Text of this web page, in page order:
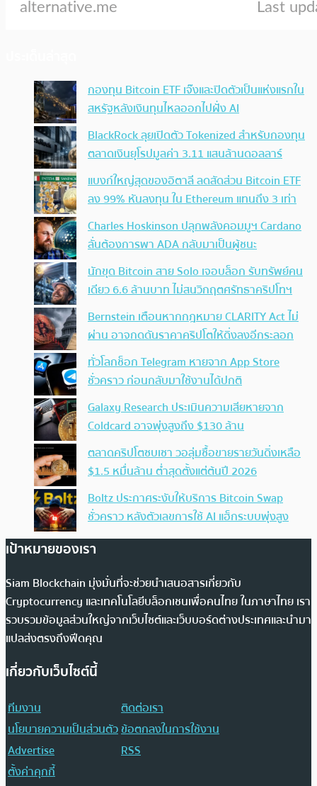
กองทุน Bitcoin ETF เจ๊งและปิดตัวเป็นแห่งแรกใน
สหรัฐหลังเงินทุนไหลออกไปฝั่ง AI
BlackRock ลุยเปิดตัว Tokenized สำหรับกองทุน
ตลาดเงินยุโรปมูลค่า 3.11 แสนล้านดอลลาร์
แบงก์ใหญ่สุดของอิตาลี ลดสัดส่วน Bitcoin ETF
ลง 99% หันลงทุน ใน Ethereum แทนถึง 3 เท่า
Charles Hoskinson ปลุกพลังคอมมูฯ Cardano
ลั่นต้องการพา ADA กลับมาเป็นผู้ชนะ
นักขุด Bitcoin สาย Solo เจอบล็อก รับทรัพย์คน
เดียว 6.6 ล้านบาท ไม่สนวิกฤตศรัทธาคริปโทฯ
Bernstein เตือนหากกฎหมาย CLARITY Act ไม่
ผ่าน อาจกดดันราคาคริปโตให้ดิ่งลงอีกระลอก
ทั่วโลกช็อก Telegram หายจาก App Store
ชั่วคราว ก่อนกลับมาใช้งานได้ปกติ
Galaxy Research ประเมินความเสียหายจาก
Coldcard อาจพุ่งสูงถึง $130 ล้าน
ตลาดคริปโตซบเซา วอลุ่มซื้อขายรายวันดิ่งเหลือ
$1.5 หมื่นล้าน ต่ำสุดตั้งแต่ต้นปี 2026
Boltz ประกาศระงับให้บริการ Bitcoin Swap
ชั่วคราว หลังตัวเลขการใช้ AI แฮ็กระบบพุ่งสูง
เป้าหมายของเรา
Siam Blockchain มุ่งมั่นที่จะช่วยนำเสนอสารเกี่ยวกับ
Cryptocurrency และเทคโนโลยีบล็อกเชนเพื่อคนไทย ในภาษาไทย เรา
รวบรวมข้อมูลส่วนใหญ่จากเว็บไซต์และเว็บบอร์ดต่างประเทศและนำมา
แปลส่งตรงถึงฟีดคุณ
เกี่ยวกับเว็บไซต์นี้
ทีมงาน
ติดต่อเรา
นโยบายความเป็นส่วนตัวข้อตกลงในการใช้งาน
Advertise
RSS
ตั้งค่าคุกกี้